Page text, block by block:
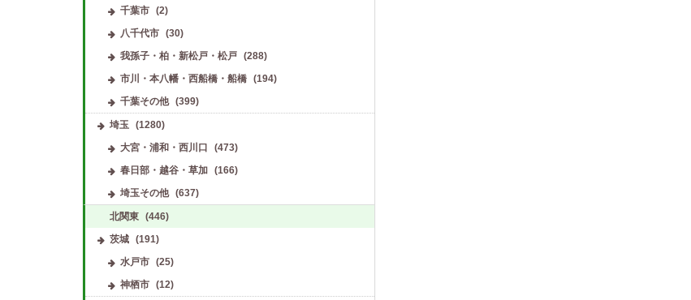
千葉市
(2)
八千代市
(30)
我孫子・柏・新松戸・松戸
(288)
市川・本八幡・西船橋・船橋
(194)
千葉その他
(399)
埼玉
(1280)
大宮・浦和・西川口
(473)
春日部・越谷・草加
(166)
埼玉その他
(637)
北関東 (446)
茨城 (191)
水戸市
(25)
神栖市
(12)